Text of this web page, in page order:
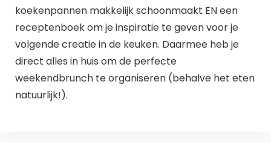
koekenpannen makkelijk schoonmaakt EN een
receptenboek om je inspiratie te geven voor je
volgende creatie in de keuken. Daarmee heb je
direct alles in huis om de perfecte
weekendbrunch te organiseren (behalve het eten
natuurlijk!).